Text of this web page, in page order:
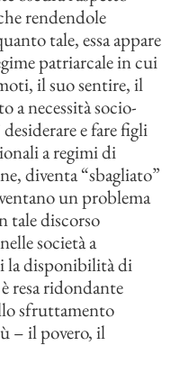
rendendole
tale, essa appare
patriarcale in cui
il suo sentire, il
a necessità socio-
e fare figli
a regimi di
diventa “sbagliato”
un problema
tale discorso
società a
la disponibilità di
resa ridondante
sfruttamento
– il povero, il